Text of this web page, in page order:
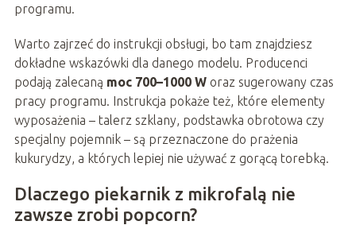
programu.
Warto zajrzeć do instrukcji obsługi, bo tam znajdziesz
dokładne wskazówki dla danego modelu. Producenci
podają zalecaną moc 700–1000 Woraz sugerowany czas
pracy programu. Instrukcja pokaże też, które elementy
wyposażenia – talerz szklany, podstawka obrotowa czy
specjalny pojemnik – są przeznaczone do prażenia
kukurydzy, a których lepiej nie używać z gorącą torebką.
Dlaczego piekarnik z mikrofalą nie
zawsze zrobi popcorn?